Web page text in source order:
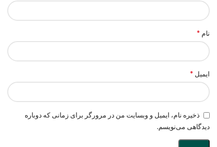
نام *
ایمیل *
ذخیره نام، ایمیل و وبسایت من در مرورگر برای زمانی که دوباره
دیدگاهی می‌نویسم.